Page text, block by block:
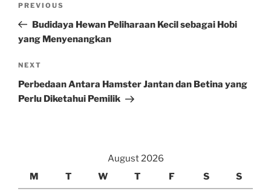
Previous
Post
PREVIOUS
Budidaya Hewan Peliharaan Kecil sebagai Hobi
yang Menyenangkan
Next
Post
NEXT
Perbedaan Antara Hamster Jantan dan Betina yang
Perlu Diketahui Pemilik
August 2026
M
T W T F S S